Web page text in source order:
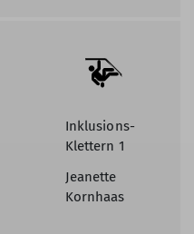
Inklusions-
Klettern 1
Jeanette
Kornhaas